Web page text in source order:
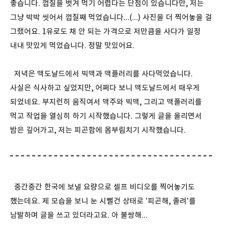
좋습니다. 껍질을 벗겨 먹기 어렵다는 단점이 있습니다만, 저는
그냥 박박 씻어서 껍질째 먹었습니다...(...) 사진을 더 찍어놓을 걸
그랬어요. 1유로도 채 안 되는 가격으로 저만큼을 사다가 일정
내내 맛있게 먹었습니다. 정말 맛있어요.
저녁은 맥도날드에서 빅맥과 맥플러리를 사다먹었습니다.
사실은 식사하고 싶었지만, 어쩌다 보니 맥도날드에서 때우게
되었네요. 부지런히 움직여서 맥주와 빅맥, 그리고 맥플러리를
먹고 작업을 열심히 하기 시작했습니다. 그렇게 글을 올리면서
밤은 깊어가고, 저는 피곤함에 몸부림치기 시작했습니다.
중간중간 한국에 보낼 요량으로 셀프 비디오를 찍어놓기도
했는데요. 제 모습을 보니 눈 시뻘건 상태로 '피곤해, 졸려'를
남발하며 글을 쓰고 있더라고요. 아 불쌍해...